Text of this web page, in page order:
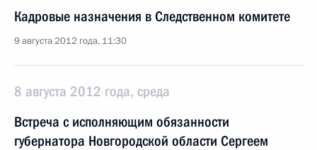
Кадровые назначения в Следственном комитете
9 августа 2012 года, 11:30
8 августа 2012 года, среда
Встреча с исполняющим обязанности
губернатора Новгородской области Сергеем